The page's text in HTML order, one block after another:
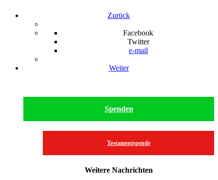
Zurück
Facebook
Twitter
e-mail
Weiter
Spenden
Testamentspende
Weitere Nachrichten